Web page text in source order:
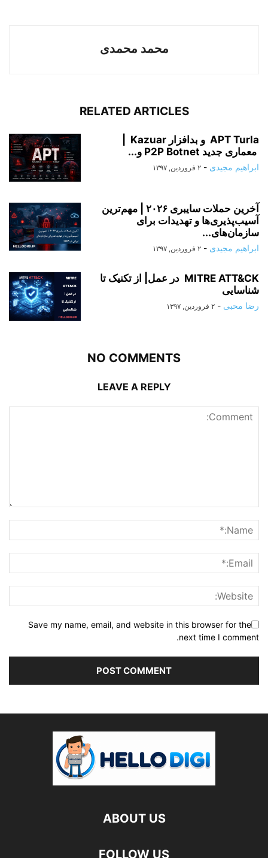
محمد محمدی
RELATED ARTICLES
معماری جدید P2P Botnet و...
ابراهیم مجیدی - ۲ فروردین, ۱۳۹۷
آخرین حملات سایبری ۲۰۲۶ | مهم‌ترین
آسیب‌پذیری‌ها و تهدیدات برای
سازمان‌های...
ابراهیم مجیدی - ۲ فروردین, ۱۳۹۷
MITRE ATT&CK در عمل| از تکنیک تا
شناسایی
رضا محبی - ۲ فروردین, ۱۳۹۷
NO COMMENTS
LEAVE A REPLY
Save my name, email, and website in this browser for the
next time I comment.
ABOUT US
FOLLOW US